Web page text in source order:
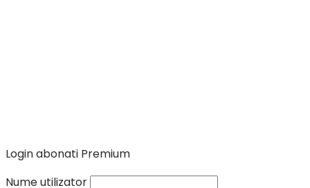
Login abonati Premium
Nume utilizator